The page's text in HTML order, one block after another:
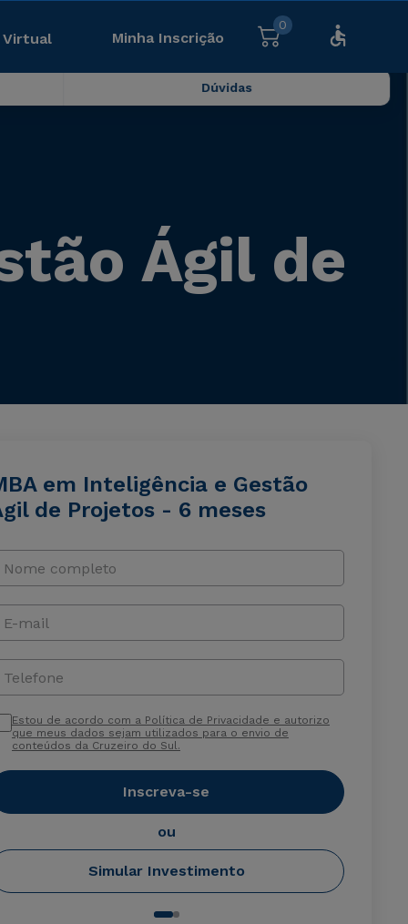
Virtual Minha Inscrição
0
Dúvidas
Ágil de
em Inteligência e Gestão
de Projetos - 6 meses
Nome completo
E-mail
Telefone
Estou de acordo com a Política de Privacidade e autorizo
que meus dados sejam utilizados para o envio de
conteúdos da Cruzeiro do Sul.
Inscreva-se
ou
Simular Investimento